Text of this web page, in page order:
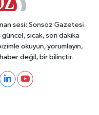
sesi: Sonsöz Gazetesi.
sıcak, son dakika
okuyun, yorumlayın,
değil, bir bilinçtir.